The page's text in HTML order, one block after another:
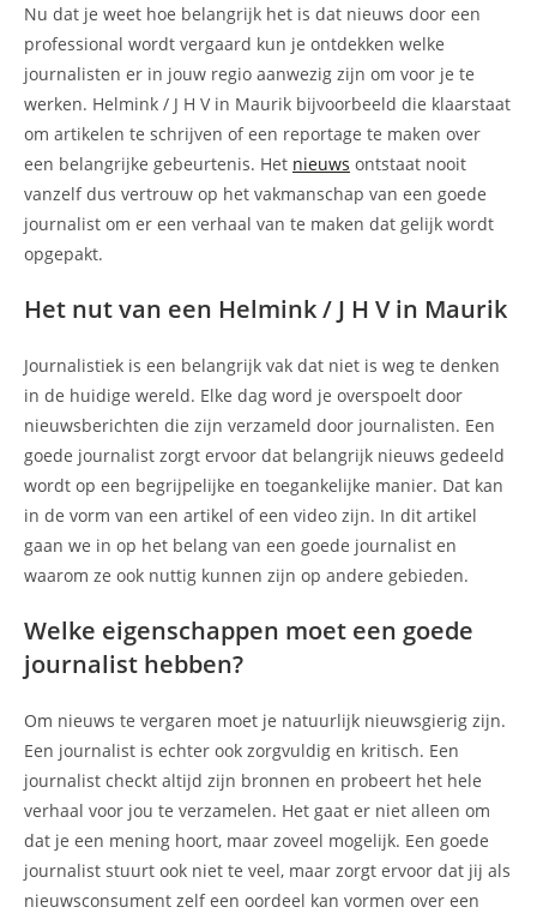
Nu dat je weet hoe belangrijk het is dat nieuws door een
professional wordt vergaard kun je ontdekken welke
journalisten er in jouw regio aanwezig zijn om voor je te
werken. Helmink / J H V in Maurik bijvoorbeeld die klaarstaat
om artikelen te schrijven of een reportage te maken over
een belangrijke gebeurtenis. Het nieuws ontstaat nooit
vanzelf dus vertrouw op het vakmanschap van een goede
journalist om er een verhaal van te maken dat gelijk wordt
opgepakt.
Het nut van een Helmink / J H V in Maurik
Journalistiek is een belangrijk vak dat niet is weg te denken
in de huidige wereld. Elke dag word je overspoelt door
nieuwsberichten die zijn verzameld door journalisten. Een
goede journalist zorgt ervoor dat belangrijk nieuws gedeeld
wordt op een begrijpelijke en toegankelijke manier. Dat kan
in de vorm van een artikel of een video zijn. In dit artikel
gaan we in op het belang van een goede journalist en
waarom ze ook nuttig kunnen zijn op andere gebieden.
Welke eigenschappen moet een goede
journalist hebben?
Om nieuws te vergaren moet je natuurlijk nieuwsgierig zijn.
Een journalist is echter ook zorgvuldig en kritisch. Een
journalist checkt altijd zijn bronnen en probeert het hele
verhaal voor jou te verzamelen. Het gaat er niet alleen om
dat je een mening hoort, maar zoveel mogelijk. Een goede
journalist stuurt ook niet te veel, maar zorgt ervoor dat jij als
nieuwsconsument zelf een oordeel kan vormen over een